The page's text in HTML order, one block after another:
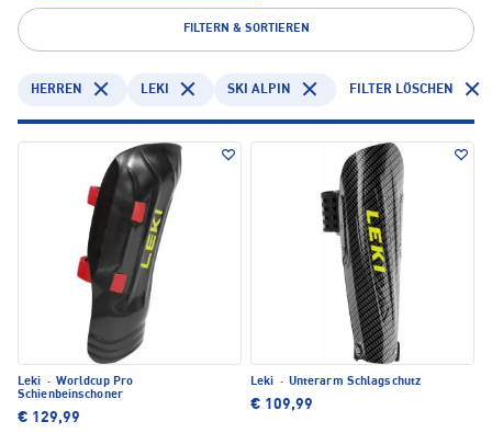
FILTERN & SORTIEREN
HERREN LEKI SKI ALPIN FILTER LÖSCHEN
Leki · Worldcup Pro
Schienbeinschoner
€ 129,99
Leki · Unterarm Schlagschutz
€ 109,99